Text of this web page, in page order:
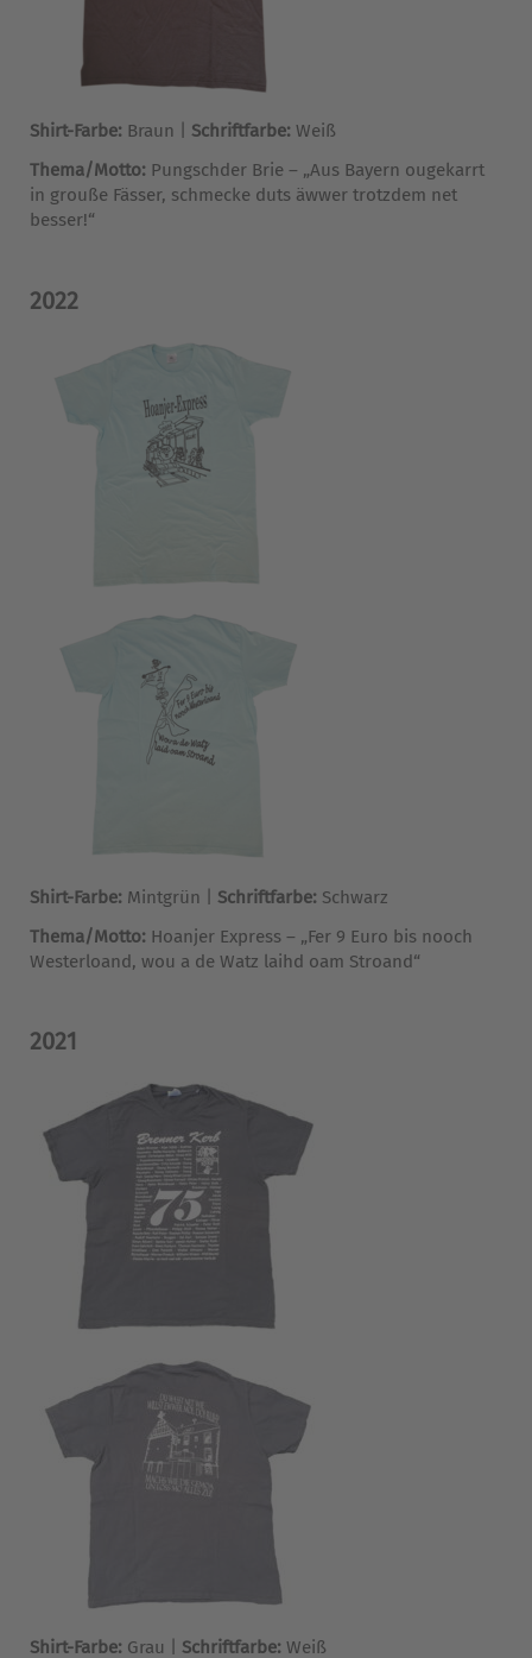
Shirt-Farbe: Braun | Schriftfarbe: Weiß
Thema/Motto: Pungschder Brie – „Aus Bayern ougekarrt
in grouße Fässer, schmecke duts äwwer trotzdem net
besser!“
2022
Shirt-Farbe: Mintgrün | Schriftfarbe: Schwarz
Thema/Motto: Hoanjer Express – „Fer 9 Euro bis nooch
Westerloand, wou a de Watz laihd oam Stroand“
2021
Shirt-Farbe: Grau | Schriftfarbe: Weiß